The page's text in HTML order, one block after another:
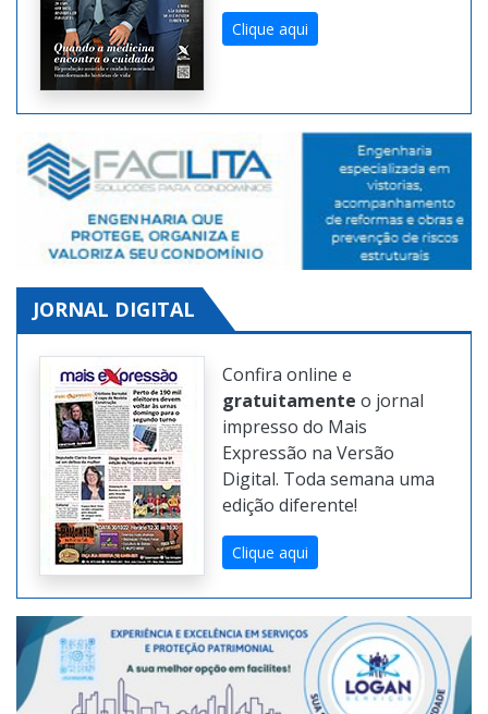
Confiragratuitamente
edições da revista digital
Clique aqui
JORNAL DIGITAL
Confira online e
gratuitamenteo jornal
impresso do Mais
Expressão na Versão
Digital. Toda semana uma
edição diferente!
Clique aqui